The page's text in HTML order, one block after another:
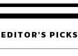
EDITOR'S PICKS